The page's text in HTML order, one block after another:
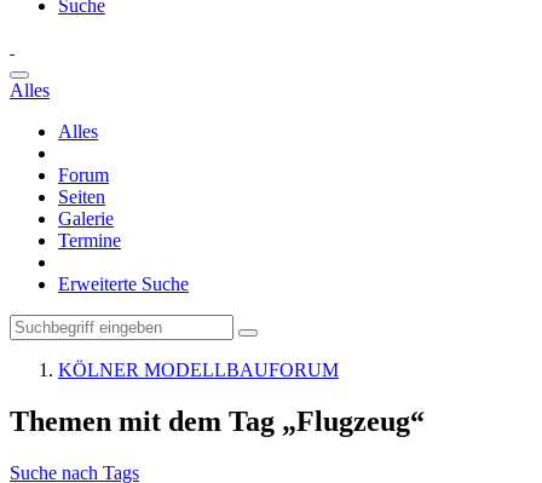
Suche
Alles
Alles
Forum
Seiten
Galerie
Termine
Erweiterte Suche
KÖLNER MODELLBAUFORUM
Themen mit dem Tag „Flugzeug“
Suche nach Tags